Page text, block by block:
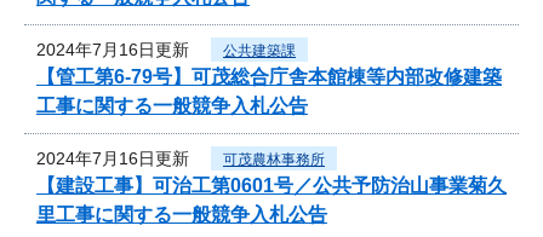
2024年7月16日更新 公共建築課
【管工第6-79号】可茂総合庁舎本館棟等内部改修建築
工事に関する一般競争入札公告
2024年7月16日更新 可茂農林事務所
【建設工事】可治工第0601号／公共予防治山事業菊久
里工事に関する一般競争入札公告